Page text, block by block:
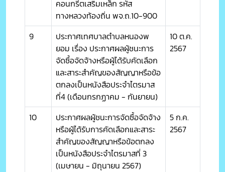
คอนกรีตเสริมเหล็ก รหัส
ทางหลวงท้องถิ่น พจ.ถ.10-900
9
ประกาศเทศบาลตำบลหนองพ
ยอม เรื่อง ประกาศผลผู้ชนะการ
จัดซื้อจัดจ้างหรือผู้ได้รับคัดเลือก
และสาระสำคัญของสัญญาหรือข้อ
ตกลงเป็นหนังสือประจำไตรมาส
ที่4 (เดือนกรกฏาคม - กันยายน)
10 ต.ค.
2567
10
ประกาศผลผู้ชนะการจัดซื้อจัดจ้าง
หรือผู้ได้รับการคัดเลือกและสาระ
สำคัญของสัญญาหรือข้อตกลง
เป็นหนังสือประจำไตรมาสที่ 3
(เมษายน - มิถุนายน 2567)
5 ก.ค.
2567